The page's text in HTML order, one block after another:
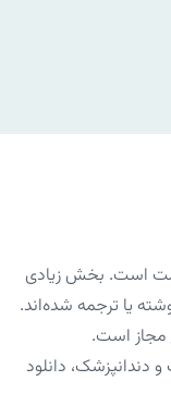
است. بخش زیادی
یا ترجمه شده‌اند.
مجاز است.
دندانپزشک، دانلود